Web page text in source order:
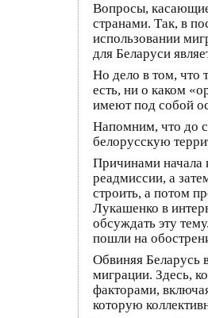
Вопросы,
странами. Так, в
использовании
для Беларуси
Но дело в том, что
есть, ни о каком
имеют под собой
Напомним, что до
белорусскую
Причинами начала
реадмиссии, а
строить, а потом
Лукашенко в
обсуждать эту
пошли на
Обвиняя Беларусь
миграции. Здесь,
факторами,
которую